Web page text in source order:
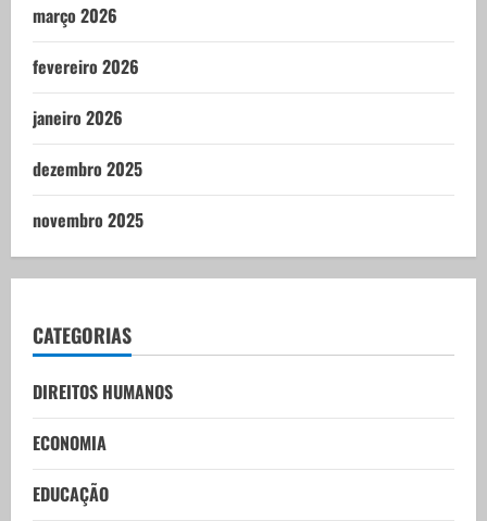
março 2026
fevereiro 2026
janeiro 2026
dezembro 2025
novembro 2025
CATEGORIAS
DIREITOS HUMANOS
ECONOMIA
EDUCAÇÃO